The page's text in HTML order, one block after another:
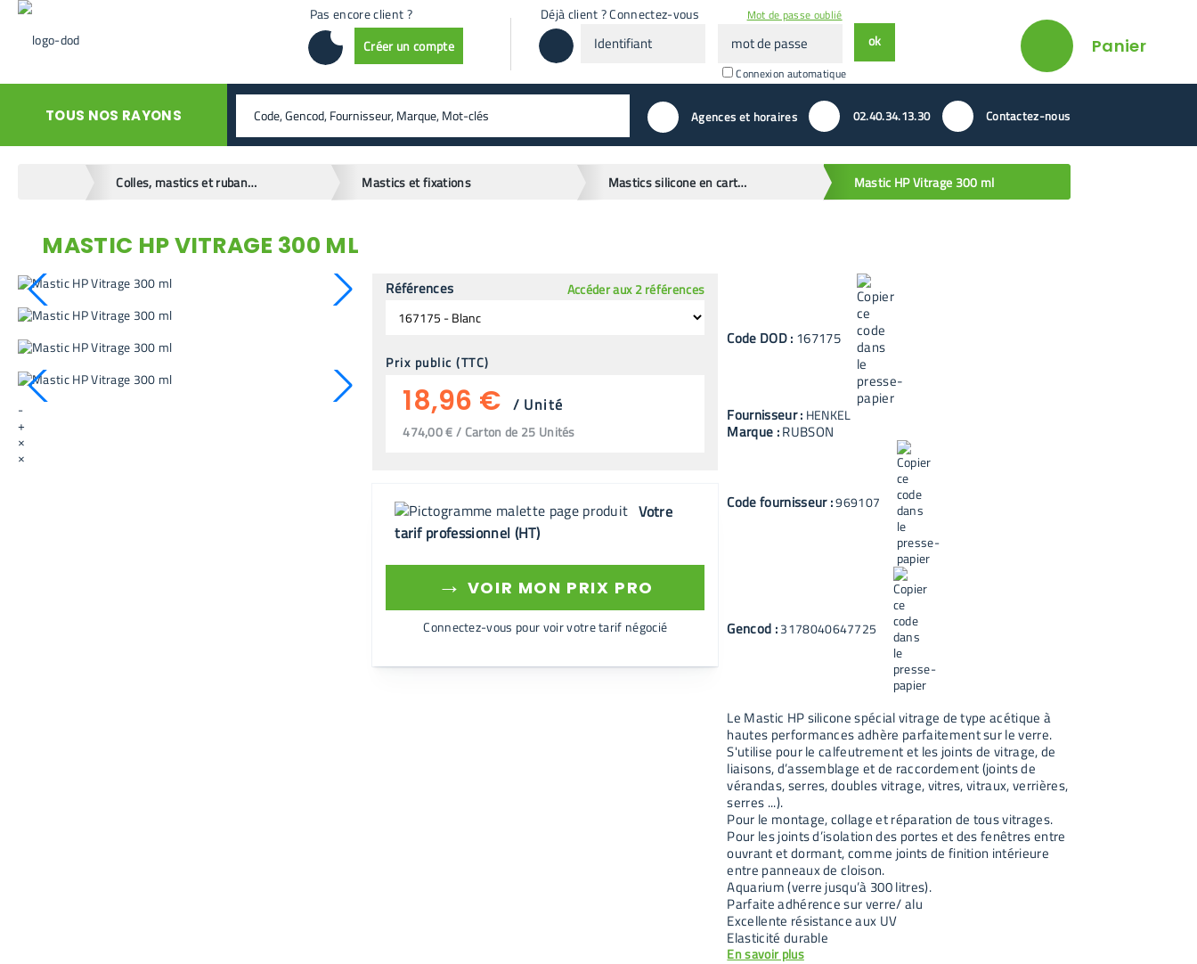
Pas encore client ?
Créer un compte
Déjà client ? Connectez-vous
passeConnexion automatique
Mot de passe oublié
ok Panier
TOUS NOS RAYONS rechercher valider Agences et horaires 02.40.34.13.30 Contactez-nous
Colles, mastics et rubans adhésifs Mastics et fixations Mastics silicone en cartouche Mastic HP Vitrage 300 ml
retour en arrière
MASTIC HP VITRAGE 300 ML
-
+
×
×
Références Accéder aux 2 références
Prix public (TTC)
18,96 € / Unité
474,00 € / Carton de 25 Unités
Votre
tarif professionnel (HT)
→ VOIR MON PRIX PRO
Connectez-vous pour voir votre tarif négocié
Code DOD: 167175
Fournisseur : HENKEL
Marque :RUBSON
Code fournisseur :969107
Gencod :3178040647725
Le Mastic HP silicone spécial vitrage de type acétique à
hautes performances adhère parfaitement sur le verre.
S'utilise pour le calfeutrement et les joints de vitrage, de
liaisons, d’assemblage et de raccordement (joints de
vérandas, serres, doubles vitrage, vitres, vitraux, verrières,
serres ...).
Pour le montage, collage et réparation de tous vitrages.
Pour les joints d’isolation des portes et des fenêtres entre
ouvrant et dormant, comme joints de finition intérieure
entre panneaux de cloison.
Aquarium (verre jusqu’à 300 litres).
Parfaite adhérence sur verre/ alu
Excellente résistance aux UV
Elasticité durable
En savoir plus